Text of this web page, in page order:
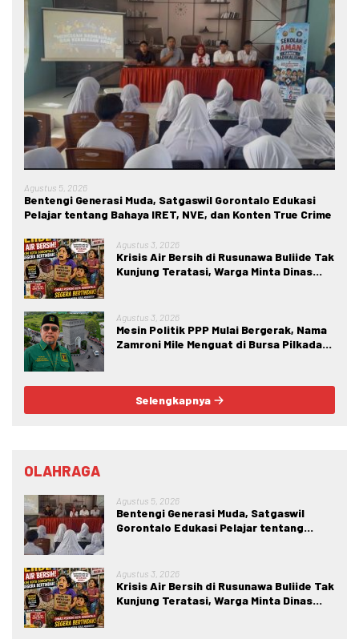
Agustus 5, 2026
Bentengi Generasi Muda, Satgaswil Gorontalo Edukasi
Pelajar tentang Bahaya IRET, NVE, dan Konten True Crime
Agustus 3, 2026
Krisis Air Bersih di Rusunawa Buliide Tak
Kunjung Teratasi, Warga Minta Dinas
Agustus 3, 2026
Mesin Politik PPP Mulai Bergerak, Nama
Zamroni Mile Menguat di Bursa Pilkada
Selengkapnya
OLAHRAGA
Agustus 5, 2026
Bentengi Generasi Muda, Satgaswil
Gorontalo Edukasi Pelajar tentang
Agustus 3, 2026
Krisis Air Bersih di Rusunawa Buliide Tak
Kunjung Teratasi, Warga Minta Dinas